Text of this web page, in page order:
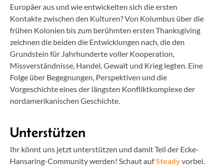
Europäer aus und wie entwickelten sich die ersten
Kontakte zwischen den Kulturen? Von Kolumbus über die
frühen Kolonien bis zum berühmten ersten Thanksgiving
zeichnen die beiden die Entwicklungen nach, die den
Grundstein für Jahrhunderte voller Kooperation,
Missverständnisse, Handel, Gewalt und Krieg legten. Eine
Folge über Begegnungen, Perspektiven und die
Vorgeschichte eines der längsten Konfliktkomplexe der
nordamerikanischen Geschichte.
Unterstützen
Ihr könnt uns jetzt unterstützen und damit Teil der Ecke-
Hansaring-Community werden! Schaut aufSteadyvorbei.